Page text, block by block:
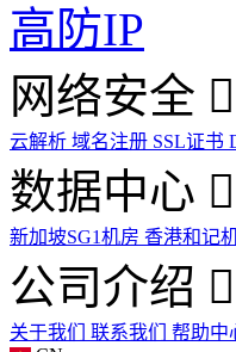
高防IP
网络安全
云解析 域名注册 SSL证书
数据中心
新加坡SG1机房 香港和记
公司介绍
关于我们 联系我们 帮助中